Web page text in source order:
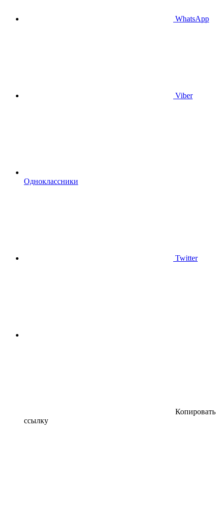
WhatsApp
Viber
Одноклассники
Twitter
Копировать
ссылку